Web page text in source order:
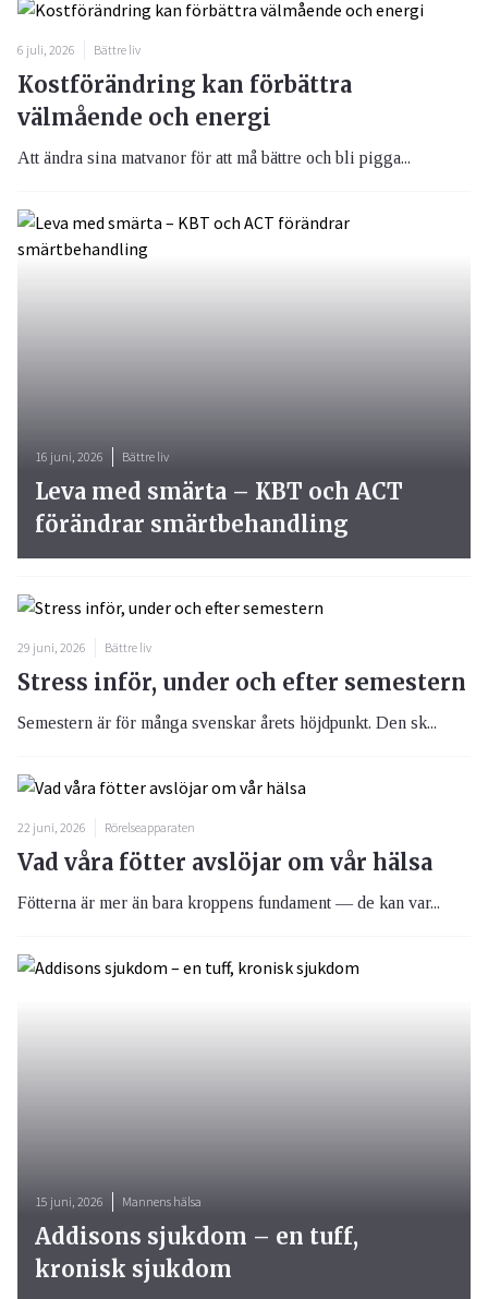
6 juli, 2026 Bättre liv
Kostförändring kan förbättra
välmående och energi
Att ändra sina matvanor för att må bättre och bli pigga...
29 juni, 2026 Bättre liv
Stress inför, under och efter semestern
Semestern är för många svenskar årets höjdpunkt. Den sk...
22 juni, 2026 Rörelseapparaten
Vad våra fötter avslöjar om vår hälsa
Fötterna är mer än bara kroppens fundament — de kan var...
16 juni, 2026 Bättre liv
Leva med smärta – KBT och ACT
förändrar smärtbehandling
15 juni, 2026 Mannens hälsa
Addisons sjukdom – en tuff,
kronisk sjukdom